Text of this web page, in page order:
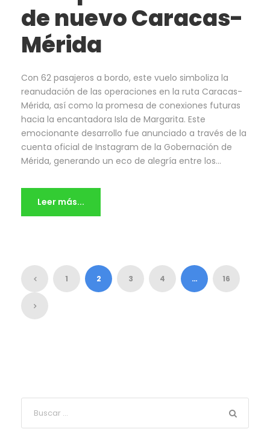
de nuevo Caracas-
Mérida
Con 62 pasajeros a bordo, este vuelo simboliza la
reanudación de las operaciones en la ruta Caracas-
Mérida, así como la promesa de conexiones futuras
hacia la encantadora Isla de Margarita. Este
emocionante desarrollo fue anunciado a través de la
cuenta oficial de Instagram de la Gobernación de
Mérida, generando un eco de alegría entre los...
Leer más...
1 2 3 4 … 16